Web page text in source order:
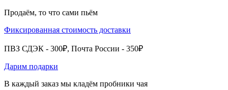
Продаём, то что сами пьём
Фиксированная стоимость доставки
ПВЗ СДЭК - 300₽, Почта России - 350₽
Дарим подарки
В каждый заказ мы кладём пробники чая